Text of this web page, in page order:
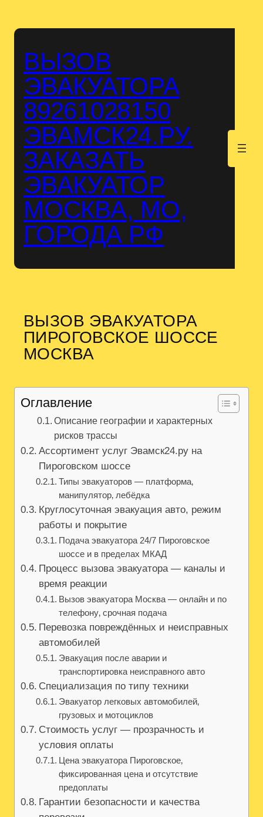
ВЫЗОВ
ЭВАКУАТОРА
89261028150
ЭВАМСК24.РУ.
ЗАКАЗАТЬ
ЭВАКУАТОР
МОСКВА, МО,
ГОРОДА РФ
ВЫЗОВ ЭВАКУАТОРА
ПИРОГОВСКОЕ ШОССЕ
МОСКВА
Оглавление
Описание географии и характерных
рисков трассы
Ассортимент услуг Эвамск24.ру на
Пироговском шоссе
Типы эвакуаторов — платформа‚
манипулятор‚ лебёдка
Круглосуточная эвакуация авто, режим
работы и покрытие
Подача эвакуатора 24/7 Пироговское
шоссе и в пределах МКАД
Процесс вызова эвакуатора — каналы и
время реакции
Вызов эвакуатора Москва — онлайн и по
телефону‚ срочная подача
Перевозка повреждённых и неисправных
автомобилей
Эвакуация после аварии и
транспортировка неисправного авто
Специализация по типу техники
Эвакуатор легковых автомобилей‚
грузовых и мотоциклов
Стоимость услуг — прозрачность и
условия оплаты
Цена эвакуатора Пироговское‚
фиксированная цена и отсутствие
предоплаты
Гарантии безопасности и качества